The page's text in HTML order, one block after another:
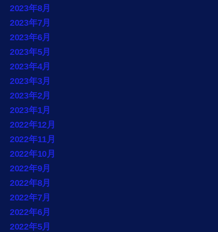
2023年8月
2023年7月
2023年6月
2023年5月
2023年4月
2023年3月
2023年2月
2023年1月
2022年12月
2022年11月
2022年10月
2022年9月
2022年8月
2022年7月
2022年6月
2022年5月